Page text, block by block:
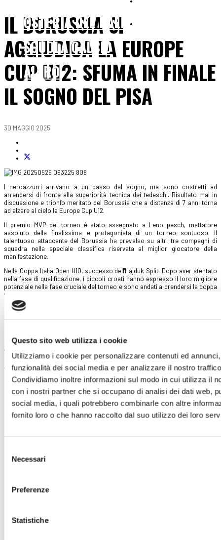
Questo sito web utilizza i cookie
Utilizziamo i cookie per personalizzare contenuti ed
funzionalità dei social media e per analizzare il nostro
Condividiamo inoltre informazioni sul modo in cui utilizza il
con i nostri partner che si occupano di analisi dei dati web,
social media, i quali potrebbero combinarle con altre
fornito loro o che hanno raccolto dal suo utilizzo dei loro
delNecessari
Preferenze
Statistiche
OSTERIA DEL PALLONE
SCUOLA CALCIO
ALTRO
IL BORUSSIA SI
AGGIUDICA LA EUROPE
CUP U12: SFUMA IN FINALE
IL SOGNO DEL PISA
30 MAGGIO 2025
I neroazzurri arrivano a un passo dal sogno, ma sono costretti ad
arrendersi di fronte alla superiorità tecnica dei tedeschi. Risultato mai in
discussione e trionfo meritato del Borussia che a distanza di 7 anni torna
ad alzare al cielo la Europe Cup U12.
Il premio MVP del torneo è stato assegnato a Leno pesch, mattatore
assoluto della finalissima e protagonista di un torneo sontuoso. Il
talentuoso attaccante del Borussia ha prevalso su altri tre compagni di
squadra nella speciale classifica riservata al miglior giocatore della
manifestazione.
Nella Coppa Italia Open U10, successo dell'Hajduk Split. Dopo aver stentato
nella fase di qualificazione, i piccoli croati hanno espresso il loro migliore
potenziale nella fase cruciale del torneo e sono andati a prendersi la coppa
più ambita. Bene anche lo Steaua Bucarest che con Denise Tudose ha
portato a casa il premio per il miglior giocatore.
Articolo precedente: TORNANO I FOOWEL SUMMER CAMP DELLA
SESTESE PER UN'ESTATE DA VIVERE INSIEMEPrecArticolo successivo:
VOLIAMO IN FINALE PLAYOFF!Avanti
Segui Sestese Calcio sui social media